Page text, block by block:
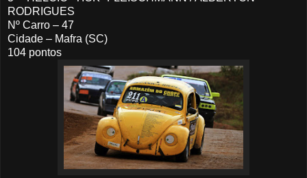
RODRIGUES
Nº Carro – 47
Cidade – Mafra (SC)
104 pontos